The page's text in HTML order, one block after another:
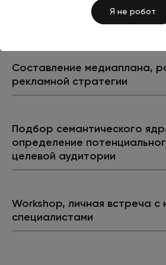
Я не робот
В ПЕРМИ
Составление медиаплана,
рекламной стратегии
Подбор семантического
определение
целевой аудитории
Workshop, личная встреча с
специалистами